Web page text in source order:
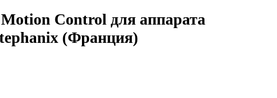
Control для аппарата
(Франция)